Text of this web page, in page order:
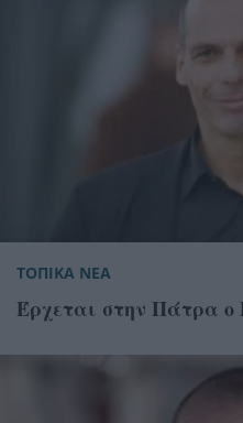
ΤΟΠΙΚΑ ΝΕΑ
Έρχεται στην Πάτρα ο